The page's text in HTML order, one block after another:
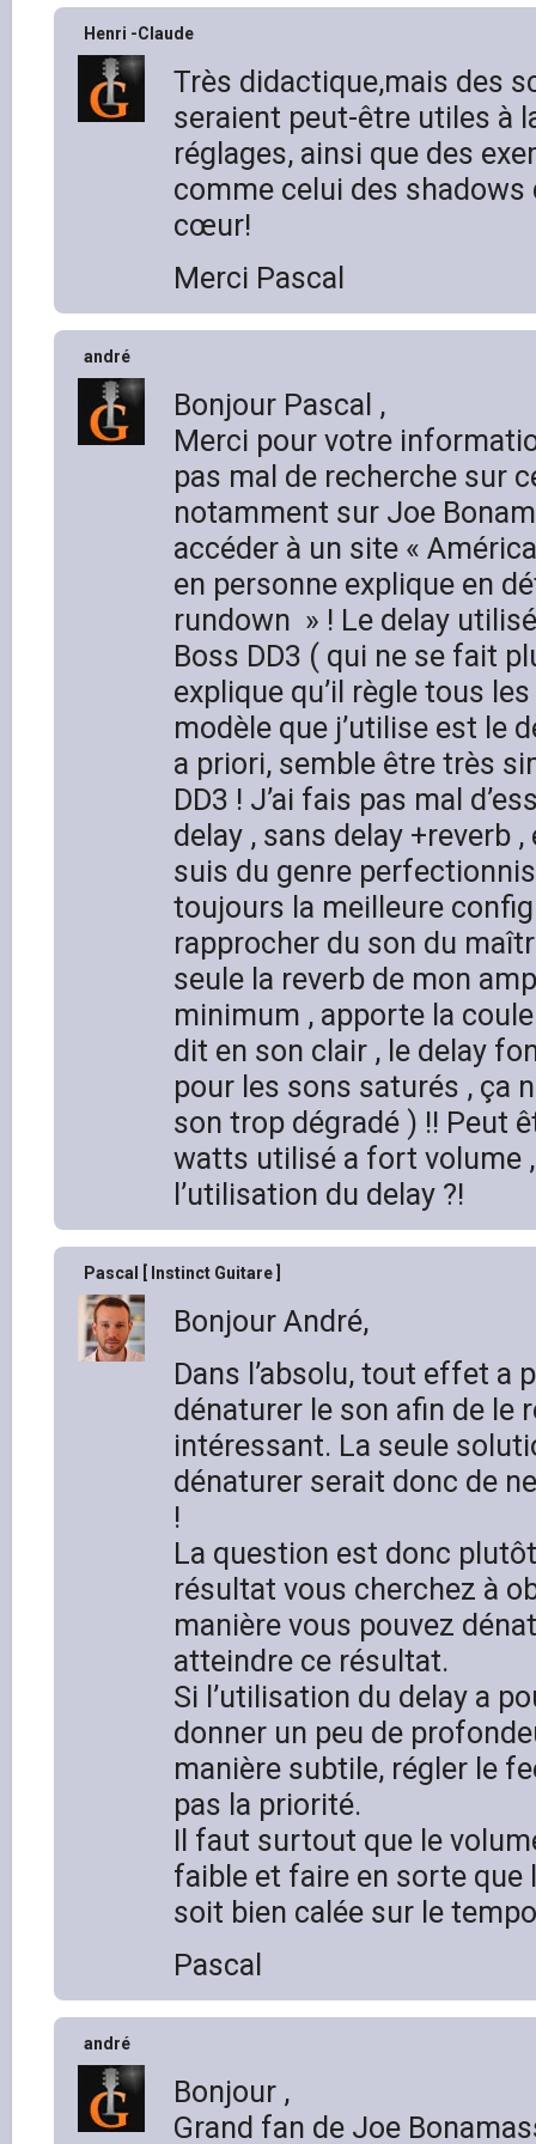
Henri -Claude
Très didactique,mais des
seraient peut-être utiles à
réglages, ainsi que des
comme celui des shadows
cœur!
Merci Pascal
andré
Bonjour Pascal ,
Merci pour votre
pas mal de recherche sur
notamment sur Joe
accéder à un site «
en personne explique en
rundown » ! Le delay
Boss DD3 ( qui ne se fait
explique qu’il règle tous
modèle que j’utilise est le
a priori, semble être très
DD3 ! J’ai fais pas mal
delay , sans delay +reverb
suis du genre
toujours la meilleure
rapprocher du son du
seule la reverb de mon
minimum , apporte la
dit en son clair , le delay
pour les sons saturés , ça
son trop dégradé ) !! Peut
watts utilisé a fort volume
l’utilisation du delay ?!
Pascal [ Instinct Guitare ]
Bonjour André,
Dans l’absolu, tout effet a
dénaturer le son afin de le
intéressant. La seule
dénaturer serait donc de
!
La question est donc
résultat vous cherchez à
manière vous pouvez
atteindre ce résultat.
Si l’utilisation du delay a
donner un peu de
manière subtile, régler le
pas la priorité.
Il faut surtout que le
faible et faire en sorte que
soit bien calée sur le
Pascal
andré
Bonjour ,
Grand fan de Joe